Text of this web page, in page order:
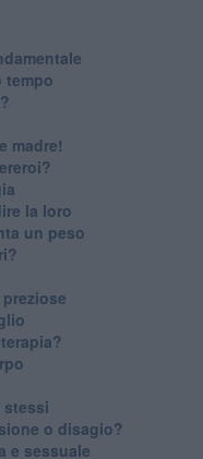
tempo
madre!
la loro
un peso
stessi
o disagio?
e sessuale